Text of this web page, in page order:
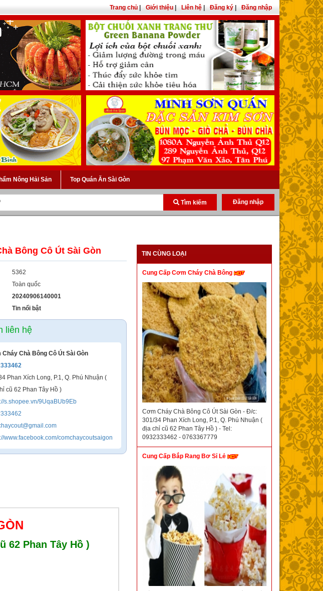
Trang chủ Giới thiệu Liên hệ Đăng ký Đăng nhập
Nông Hải Sản Top Quán Ăn Sài Gòn
Tìm kiếm Đăng nhập
Bông Cô Út Sài Gòn
5362
Toàn quốc
20240906140001
Tin nổi bật
liên hệ
Cháy Chà Bông Cô Út Sài Gòn
Phan Xích Long, P.1, Q. Phú Nhuận (
cũ 62 Phan Tây Hồ )
s.shopee.vn/9UqaBUb9Eb
www.facebook.com/comchaycoutsaigon
62 Phan Tây Hồ )
TIN CÙNG LOẠI
Cung Cấp Cơm Cháy Chà Bông
Cơm Cháy Chà Bông Cô Út Sài Gòn - Đ/c:
301/34 Phan Xích Long, P.1, Q. Phú Nhuận (
địa chỉ cũ 62 Phan Tây Hồ ) - Tel:
0932333462 - 0763367779
Cung Cấp Bắp Rang Bơ Sỉ Lẻ